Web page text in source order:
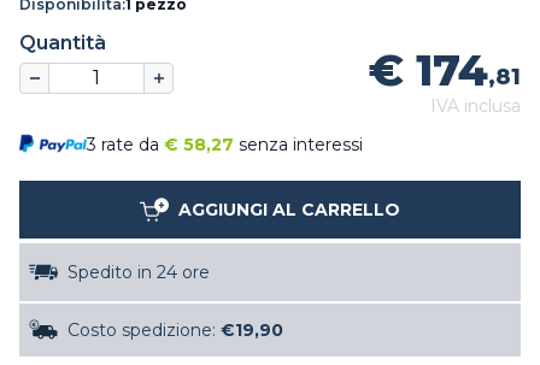
Disponibilità:1 pezzo
Quantità
€ 174,81
IVA inclusa
3 rate da € 58,27 senza interessi
AGGIUNGI AL CARRELLO
Spedito in 24 ore
Costo spedizione: €19,90